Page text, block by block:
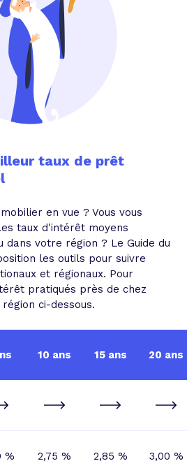
taux de prêt
en vue ? Vous vous
taux d'intérêt moyens
dans votre région ? Le Guide du
les outils pour suivre
et régionaux. Pour
pratiqués près de chez
ci-dessous.
10 ans 15 ans 20 ans
% 2,75 % 2,85 % 3,00 %